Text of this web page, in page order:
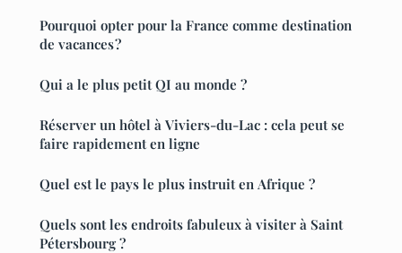
Pourquoi opter pour la France comme destination
de vacances ?
Qui a le plus petit QI au monde ?
Réserver un hôtel à Viviers-du-Lac : cela peut se
faire rapidement en ligne
Quel est le pays le plus instruit en Afrique ?
Quels sont les endroits fabuleux à visiter à Saint
Pétersbourg ?